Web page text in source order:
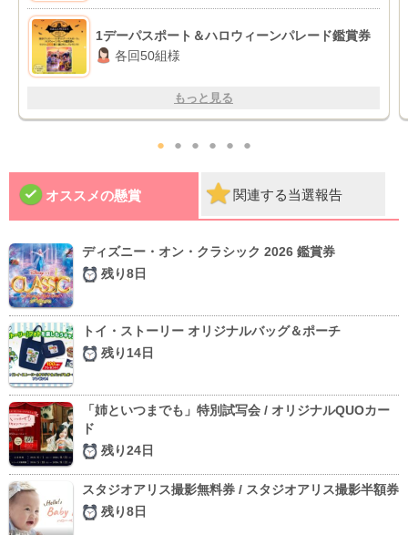
1デーパスポート＆ハロウィーンパレード鑑賞券
各回50組様
もっと見る
● ● ● ● ● ●
オススメの懸賞 関連する当選報告
ディズニー・オン・クラシック 2026 鑑賞券
残り8日
トイ・ストーリー オリジナルバッグ＆ポーチ
残り14日
「姉といつまでも」特別試写会 / オリジナルQUOカー
ド
残り24日
スタジオアリス撮影無料券 / スタジオアリス撮影半額券
残り8日